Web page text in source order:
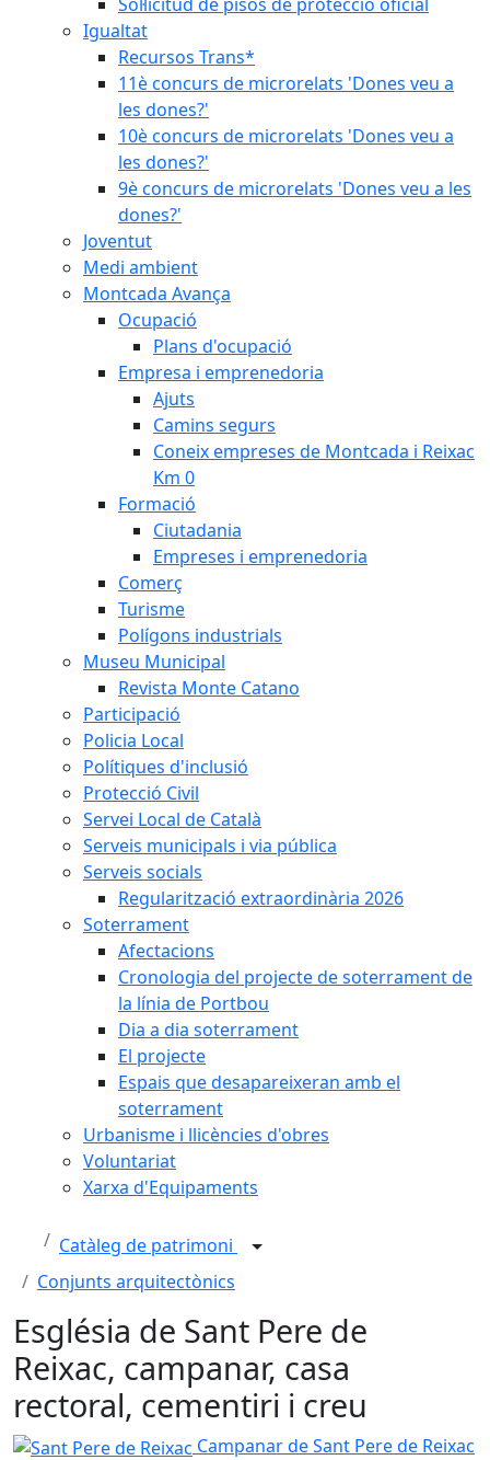
Igualtat
Recursos Trans*
11è concurs de microrelats 'Dones veu a
les dones?'
10è concurs de microrelats 'Dones veu a
les dones?'
9è concurs de microrelats 'Dones veu a les
dones?'
Joventut
Medi ambient
Montcada Avança
Ocupació
Plans d'ocupació
Empresa i emprenedoria
Ajuts
Camins segurs
Coneix empreses de Montcada i Reixac
Km 0
Formació
Ciutadania
Empreses i emprenedoria
Comerç
Turisme
Polígons industrials
Museu Municipal
Revista Monte Catano
Participació
Policia Local
Polítiques d'inclusió
Protecció Civil
Servei Local de Català
Serveis municipals i via pública
Serveis socials
Regularització extraordinària 2026
Soterrament
Afectacions
Cronologia del projecte de soterrament de
la línia de Portbou
Dia a dia soterrament
El projecte
Espais que desapareixeran amb el
soterrament
Urbanisme i llicències d'obres
Voluntariat
Xarxa d'Equipaments
Catàleg de patrimoni
Conjunts arquitectònics
Església de Sant Pere de
Reixac, campanar, casa
rectoral, cementiri i creu
Sant Pere de Reixac
Campanar de Sant Pere de Reixac